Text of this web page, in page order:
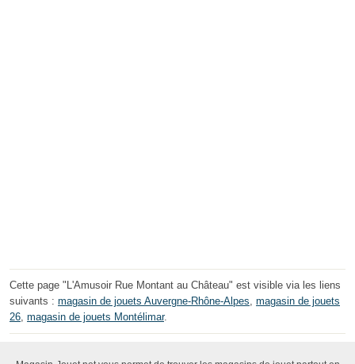
Cette page "L'Amusoir Rue Montant au Château" est visible via les liens
suivants : magasin de jouets Auvergne-Rhône-Alpes, magasin de jouets
26, magasin de jouets Montélimar.